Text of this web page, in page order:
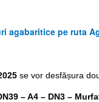
agabaritice pe ruta
se vor desfășura
– A4 – DN3 –